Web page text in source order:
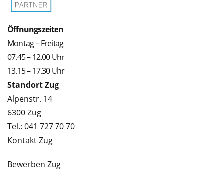
Öffnungszeiten
Montag – Freitag
07.45 – 12.00 Uhr
13.15 – 17.30 Uhr
Standort Zug
Alpenstr. 14
6300 Zug
Tel.: 041 727 70 70
Kontakt Zug
Bewerben Zug